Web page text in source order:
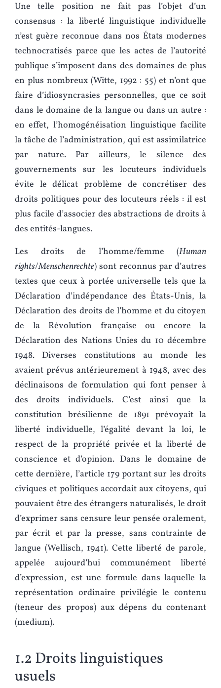
Une telle position ne fait pas l’objet d’un
consensus : la liberté linguistique individuelle
n’est guère reconnue dans nos États modernes
technocratisés parce que les actes de l’autorité
publique s’imposent dans des domaines de plus
en plus nombreux (Witte, 1992 : 55) et n’ont que
faire d’idiosyncrasies personnelles, que ce soit
dans le domaine de la langue ou dans un autre :
en effet, l’homogénéisation linguistique facilite
la tâche de l’administration, qui est assimilatrice
par nature. Par ailleurs, le silence des
gouvernements sur les locuteurs individuels
évite le délicat problème de concrétiser des
droits politiques pour des locuteurs réels : il est
plus facile d’associer des abstractions de droits à
des entités-langues.
Les droits de l’homme/femme (Human
rights/Menschenrechte) sont reconnus par d’autres
textes que ceux à portée universelle tels que la
Déclaration d’indépendance des États-Unis, la
Déclaration des droits de l’homme et du citoyen
de la Révolution française ou encore la
Déclaration des Nations Unies du 10 décembre
1948. Diverses constitutions au monde les
avaient prévus antérieurement à 1948, avec des
déclinaisons de formulation qui font penser à
des droits individuels. C’est ainsi que la
constitution brésilienne de 1891 prévoyait la
liberté individuelle, l’égalité devant la loi, le
respect de la propriété privée et la liberté de
conscience et d’opinion. Dans le domaine de
cette dernière, l’article 179 portant sur les droits
civiques et politiques accordait aux citoyens, qui
pouvaient être des étrangers naturalisés, le droit
d’exprimer sans censure leur pensée oralement,
par écrit et par la presse, sans contrainte de
langue (Wellisch, 1941). Cette liberté de parole,
appelée aujourd’hui communément liberté
d’expression, est une formule dans laquelle la
représentation ordinaire privilégie le contenu
(teneur des propos) aux dépens du contenant
(medium).
1.2 Droits linguistiques
usuels